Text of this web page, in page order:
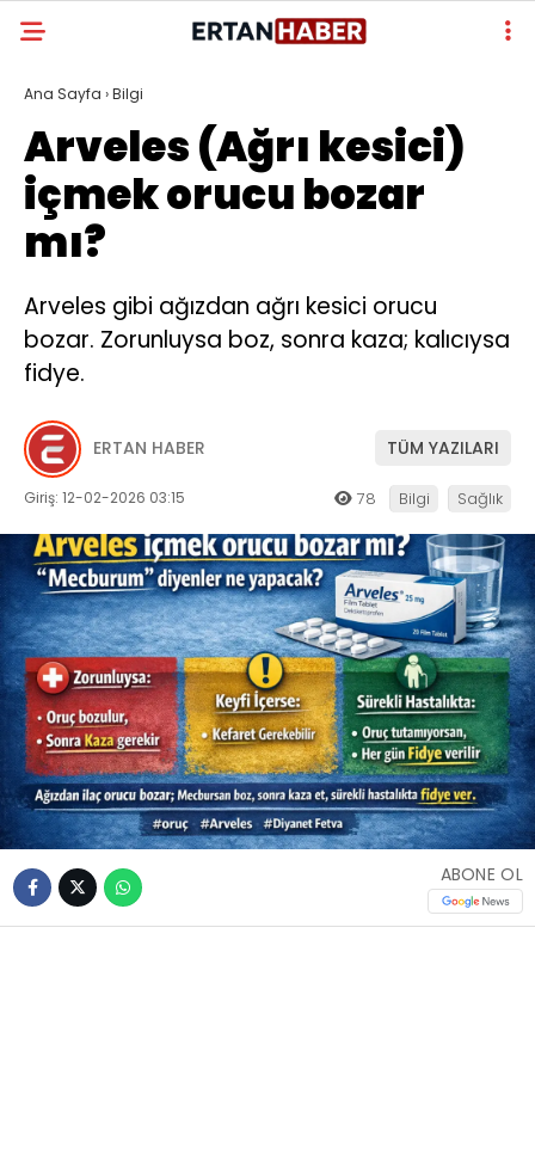
Ana Sayfa ›Bilgi
Arveles (Ağrı kesici)
içmek orucu bozar
mı?
Arveles gibi ağızdan ağrı kesici orucu
bozar. Zorunluysa boz, sonra kaza; kalıcıysa
fidye.
ERTAN HABER TÜM YAZILARI
Giriş: 12-02-2026 03:15 78 Bilgi Sağlık
ABONE OL